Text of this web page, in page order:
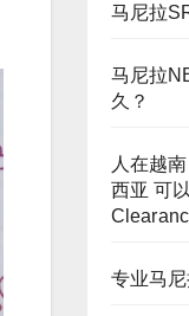
马尼拉
马尼拉
久？
人在越
西亚 可
专业马